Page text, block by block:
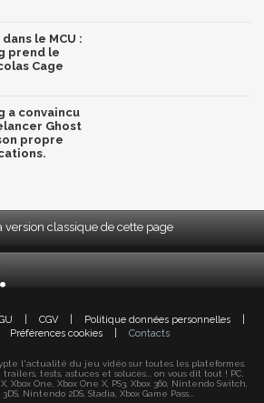
le MCU :
prend le
Cage
a convaincu
Ghost
propre
version classique de cette page
CGV Politique données personnelles
Préférences cookies Contacts
l'actualité du jeu vidéo sur toutes les plateformes.
tests, astuces et soluces... on vous dit tout ! PC,
X, Xbox One, Xbox One X, PS3, Xbox 360, Nintendo Switch,
Nintendo 2DS, Stadia, Xbox Game Pass...